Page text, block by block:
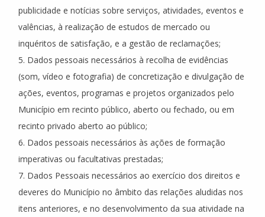
publicidade e notícias sobre serviços, atividades, eventos e
valências, à realização de estudos de mercado ou
inquéritos de satisfação, e a gestão de reclamações;
5. Dados pessoais necessários à recolha de evidências
(som, vídeo e fotografia) de concretização e divulgação de
ações, eventos, programas e projetos organizados pelo
Município em recinto público, aberto ou fechado, ou em
recinto privado aberto ao público;
6. Dados pessoais necessários às ações de formação
imperativas ou facultativas prestadas;
7. Dados Pessoais necessários ao exercício dos direitos e
deveres do Município no âmbito das relações aludidas nos
itens anteriores, e no desenvolvimento da sua atividade na